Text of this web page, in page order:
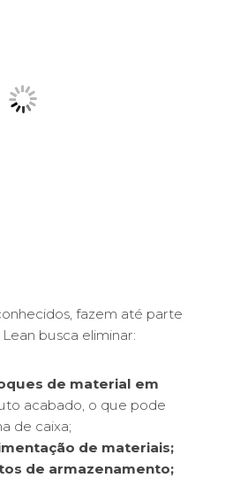
fazem até parte
busca eliminar:
de material em
acabado, o que pode
de caixa;
de materiais;
de armazenamento;